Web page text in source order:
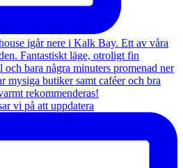
vi på att uppdatera